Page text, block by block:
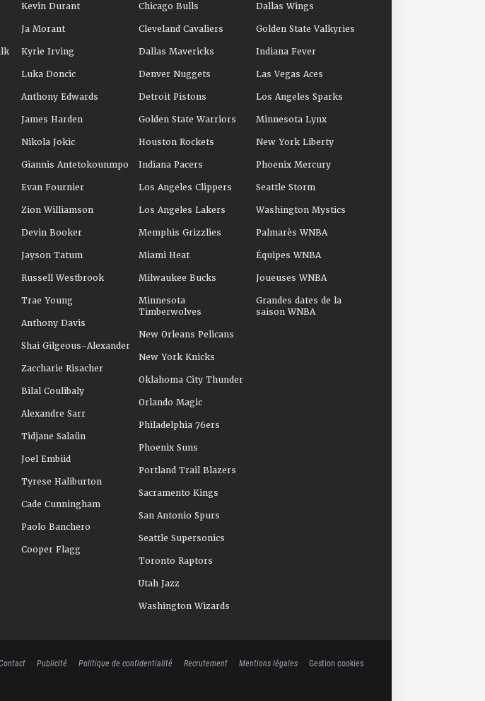
Kevin Durant
Ja Morant
Kyrie Irving
Luka Doncic
Anthony Edwards
James Harden
Nikola Jokic
Giannis Antetokounmpo
Evan Fournier
Zion Williamson
Devin Booker
Jayson Tatum
Russell Westbrook
Trae Young
Anthony Davis
Shai Gilgeous-Alexander
Zaccharie Risacher
Bilal Coulibaly
Alexandre Sarr
Tidjane Salaün
Joel Embiid
Tyrese Haliburton
Cade Cunningham
Paolo Banchero
Cooper Flagg
Chicago Bulls
Cleveland Cavaliers
Dallas Mavericks
Denver Nuggets
Detroit Pistons
Golden State Warriors
Houston Rockets
Indiana Pacers
Los Angeles Clippers
Los Angeles Lakers
Memphis Grizzlies
Miami Heat
Milwaukee Bucks
Minnesota
Timberwolves
New Orleans Pelicans
New York Knicks
Oklahoma City Thunder
Orlando Magic
Philadelphia 76ers
Phoenix Suns
Portland Trail Blazers
Sacramento Kings
San Antonio Spurs
Seattle Supersonics
Toronto Raptors
Utah Jazz
Washington Wizards
Dallas Wings
Golden State Valkyries
Indiana Fever
Las Vegas Aces
Los Angeles Sparks
Minnesota Lynx
New York Liberty
Phoenix Mercury
Seattle Storm
Washington Mystics
Palmarès WNBA
Équipes WNBA
Joueuses WNBA
Grandes dates de la
saison WNBA
Publicité Politique de confidentialité Recrutement Mentions légales Gestion cookies